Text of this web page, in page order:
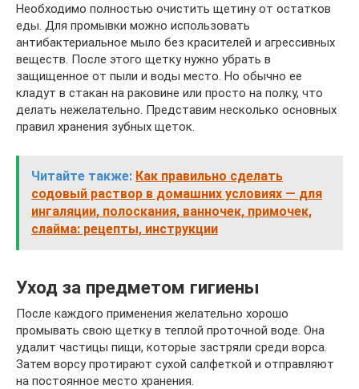
Необходимо полностью очистить щетину от остатков
еды. Для промывки можно использовать
антибактериальное мыло без красителей и агрессивных
веществ. После этого щетку нужно убрать в
защищенное от пыли и воды место. Но обычно ее
кладут в стакан на раковине или просто на полку, что
делать нежелательно. Представим несколько основных
правил хранения зубных щеток.
Читайте также: Как правильно сделать
содовый раствор в домашних условиях — для
ингаляции, полоскания, ванночек, примочек,
слайма: рецепты, инструкции
Уход за предметом гигиены
После каждого применения желательно хорошо
промывать свою щетку в теплой проточной воде. Она
удалит частицы пищи, которые застряли среди ворса.
Затем ворсу протирают сухой салфеткой и отправляют
на постоянное место хранения.